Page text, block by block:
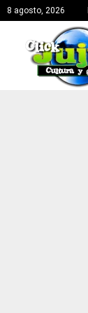
8 agosto, 2026